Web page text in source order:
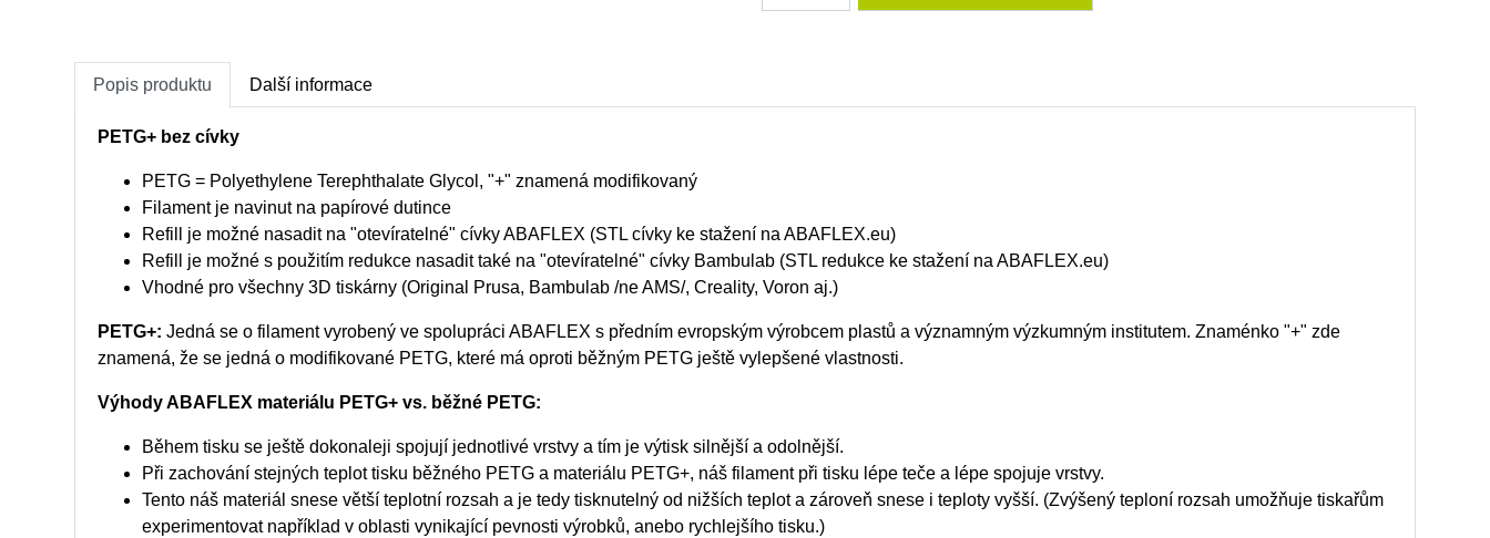
Popis produktu Další informace
PETG+ bez cívky
PETG = Polyethylene Terephthalate Glycol, "+" znamená modifikovaný
Filament je navinut na papírové dutince
Refill je možné nasadit na "otevíratelné" cívky ABAFLEX (STL cívky ke stažení na ABAFLEX.eu)
Refill je možné s použitím redukce nasadit také na "otevíratelné" cívky Bambulab (STL redukce ke stažení na ABAFLEX.eu)
Vhodné pro všechny 3D tiskárny (Original Prusa, Bambulab /ne AMS/, Creality, Voron aj.)
PETG+: Jedná se o filament vyrobený ve spolupráci ABAFLEX s předním evropským výrobcem plastů a významným výzkumným institutem. Znaménko "+" zde
znamená, že se jedná o modifikované PETG, které má oproti běžným PETG ještě vylepšené vlastnosti.
Výhody ABAFLEX materiálu PETG+ vs. běžné PETG:
Během tisku se ještě dokonaleji spojují jednotlivé vrstvy a tím je výtisk silnější a odolnější.
Při zachování stejných teplot tisku běžného PETG a materiálu PETG+, náš filament při tisku lépe teče a lépe spojuje vrstvy.
Tento náš materiál snese větší teplotní rozsah a je tedy tisknutelný od nižších teplot a zároveň snese i teploty vyšší. (Zvýšený teploní rozsah umožňuje tiskařům
experimentovat například v oblasti vynikající pevnosti výrobků, anebo rychlejšího tisku.)